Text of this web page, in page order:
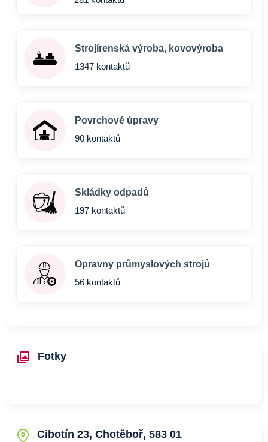
Strojírenská výroba, kovovýroba
1347 kontaktů
Povrchové úpravy
90 kontaktů
Skládky odpadů
197 kontaktů
Opravny průmyslových strojů
56 kontaktů
Fotky
Cibotín 23, Chotěboř, 583 01